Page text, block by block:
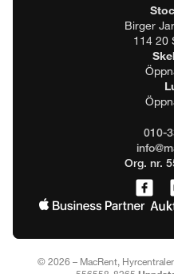
Birger
114 20
010-
Org. nr.
© 2026 – MacRent,